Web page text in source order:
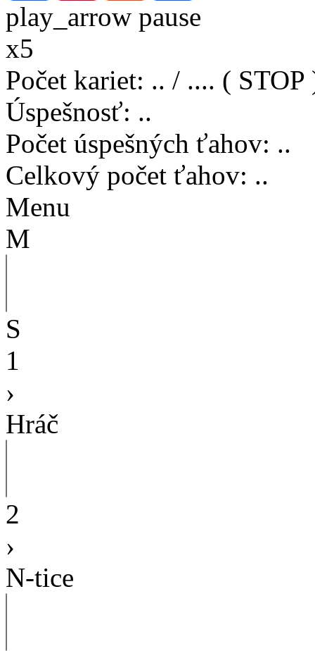
play_arrow pause
x5
Počet kariet: .. / .... ( STOP
Úspešnosť: ..
Počet úspešných ťahov: ..
Celkový počet ťahov: ..
Menu
M
S
1
›
Hráč
2
›
N-tice